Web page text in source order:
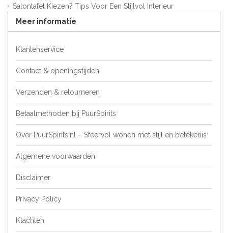
Salontafel Kiezen? Tips Voor Een Stijlvol Interieur
Meer informatie
Klantenservice
Contact & openingstijden
Verzenden & retourneren
Betaalmethoden bij PuurSpirits
Over PuurSpirits.nl – Sfeervol wonen met stijl en betekenis
Algemene voorwaarden
Disclaimer
Privacy Policy
Klachten